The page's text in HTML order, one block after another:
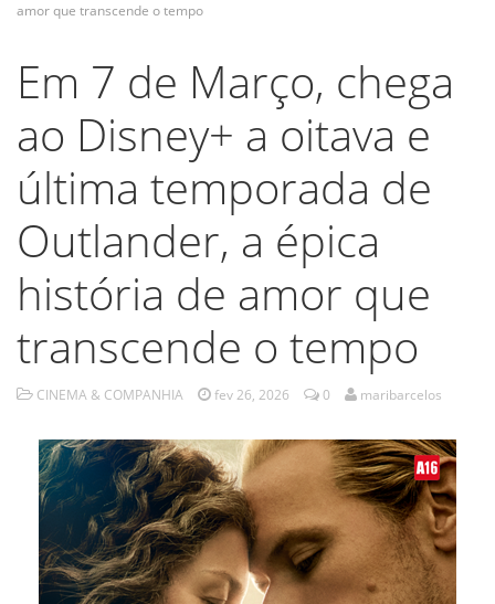
amor que transcende o tempo
Em 7 de Março, chega
ao Disney+ a oitava e
última temporada de
Outlander, a épica
história de amor que
transcende o tempo
CINEMA & COMPANHIA fev 26, 2026 0 maribarcelos